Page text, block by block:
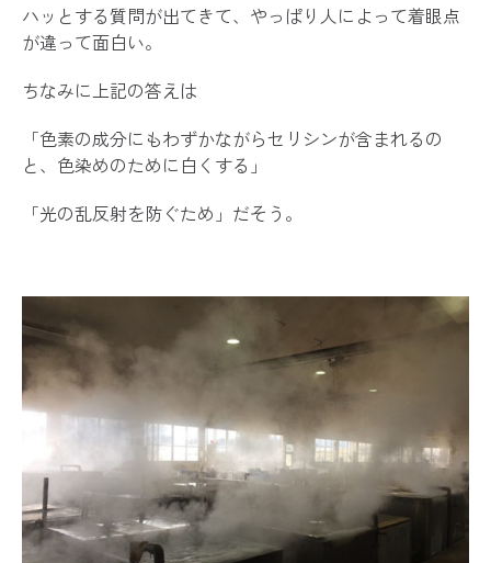
ハッとする質問が出てきて、やっぱり人によって着眼点
が違って面白い。
ちなみに上記の答えは
「色素の成分にもわずかながらセリシンが含まれるの
と、色染めのために白くする」
「光の乱反射を防ぐため」だそう。